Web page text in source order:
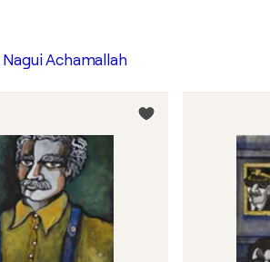
Nagui Achamallah